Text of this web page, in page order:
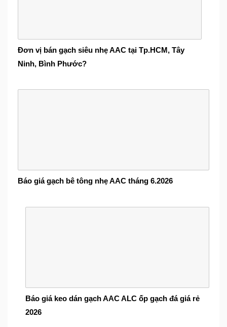
Đơn vị bán gạch siêu nhẹ AAC tại Tp.HCM, Tây
Ninh, Bình Phước?
Báo giá gạch bê tông nhẹ AAC tháng 6.2026
Báo giá keo dán gạch AAC ALC ốp gạch đá giá rẻ
2026